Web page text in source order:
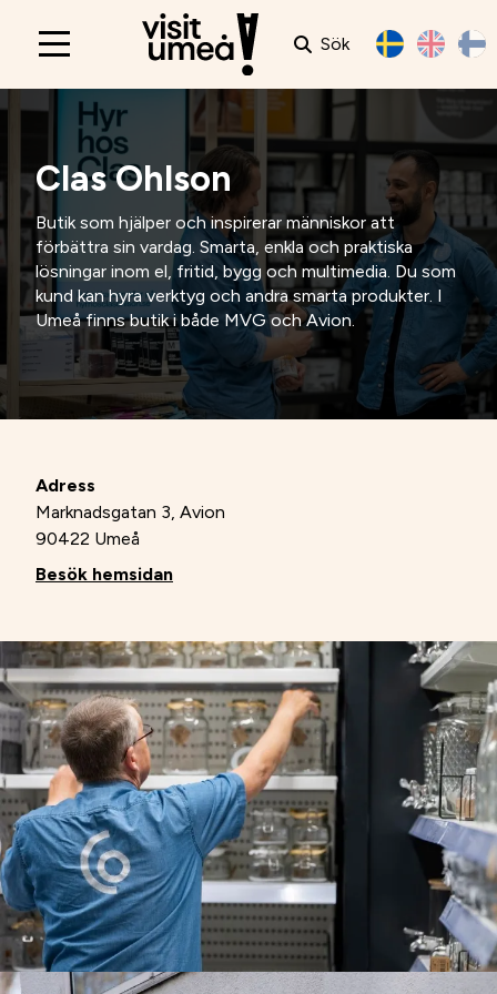
Main
Sök
Clas Ohlson
Butik som hjälper och inspirerar människor att
förbättra sin vardag. Smarta, enkla och praktiska
lösningar inom el, fritid, bygg och multimedia. Du som
kund kan hyra verktyg och andra smarta produkter. I
Umeå finns butik i både MVG och Avion.
Adress
Marknadsgatan 3, Avion
90422 Umeå
Besök hemsidan